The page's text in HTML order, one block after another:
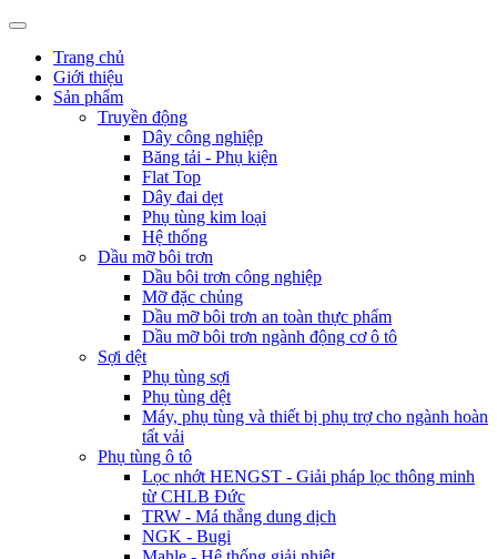
Trang chủ
Giới thiệu
Sản phẩm
Truyền động
Dây công nghiệp
Băng tải - Phụ kiện
Flat Top
Dây đai dẹt
Phụ tùng kim loại
Hệ thống
Dầu mỡ bôi trơn
Dầu bôi trơn công nghiệp
Mỡ đặc chủng
Dầu mỡ bôi trơn an toàn thực phẩm
Dầu mỡ bôi trơn ngành động cơ ô tô
Sợi dệt
Phụ tùng sợi
Phụ tùng dệt
Máy, phụ tùng và thiết bị phụ trợ cho ngành hoàn
tất vải
Phụ tùng ô tô
Lọc nhớt HENGST - Giải pháp lọc thông minh
từ CHLB Đức
TRW - Má thắng dung dịch
NGK - Bugi